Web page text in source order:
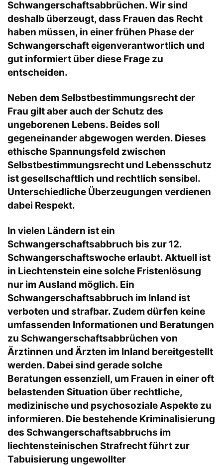
Schwangerschaftsabbrüchen. Wir sind
deshalb überzeugt, dass Frauen das Recht
haben müssen, in einer frühen Phase der
Schwangerschaft eigenverantwortlich und
gut informiert über diese Frage zu
entscheiden.
Neben dem Selbstbestimmungsrecht der
Frau gilt aber auch der Schutz des
ungeborenen Lebens. Beides soll
gegeneinander abgewogen werden. Dieses
ethische Spannungsfeld zwischen
Selbstbestimmungsrecht und Lebensschutz
ist gesellschaftlich und rechtlich sensibel.
Unterschiedliche Überzeugungen verdienen
dabei Respekt.
In vielen Ländern ist ein
Schwangerschaftsabbruch bis zur 12.
Schwangerschaftswoche erlaubt. Aktuell ist
in Liechtenstein eine solche Fristenlösung
nur im Ausland möglich. Ein
Schwangerschaftsabbruch im Inland ist
verboten und strafbar. Zudem dürfen keine
umfassenden Informationen und Beratungen
zu Schwangerschaftsabbrüchen von
Ärztinnen und Ärzten im Inland bereitgestellt
werden. Dabei sind gerade solche
Beratungen essenziell, um Frauen in einer oft
belastenden Situation über rechtliche,
medizinische und psychosoziale Aspekte zu
informieren. Die bestehende Kriminalisierung
des Schwangerschaftsabbruchs im
liechtensteinischen Strafrecht führt zur
Tabuisierung ungewollter